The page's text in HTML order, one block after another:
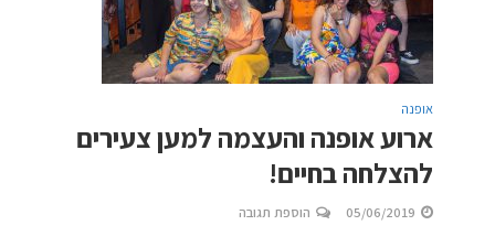
אופנה
ארוע אופנה והעצמה למען צעירים
להצלחה בחיים!
05/06/2019 הוספת תגובה